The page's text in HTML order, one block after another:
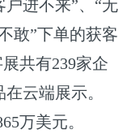
进不来”、“无
敢”下单的获客
共有239家企
云端展示。
万美元。